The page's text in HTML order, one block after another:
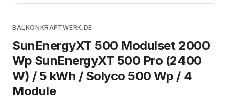
BALKONKRAFTWERK.DE
SunEnergyXT 500 Modulset 2000
Wp SunEnergyXT 500 Pro (2400
W) / 5 kWh / Solyco 500 Wp / 4
Module